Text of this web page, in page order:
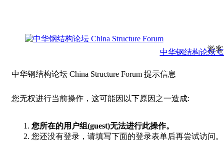
游
中华钢结构论坛
中华钢结构论坛 China Structure Forum 提示信息
您无权进行当前操作，这可能因以下原因之一造成:
您所在的用户组(guest)无法进行此操作。
您还没有登录，请填写下面的登录表单后再尝试访问。